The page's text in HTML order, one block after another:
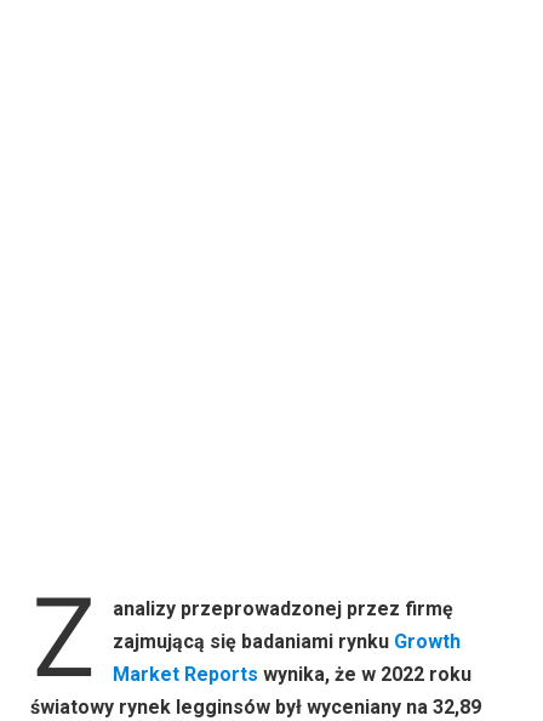
Z
analizy przeprowadzonej przez firmę
zajmującą się badaniami rynku Growth
Market Reports wynika, że ​​w 2022 roku
światowy rynek legginsów był wyceniany na 32,89